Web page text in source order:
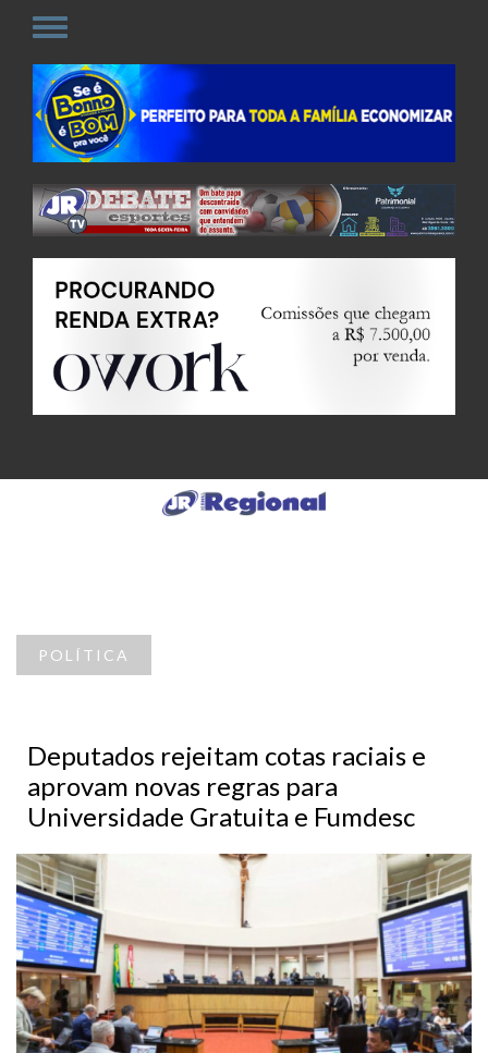
POLÍTICA
Deputados rejeitam cotas raciais e
aprovam novas regras para
Universidade Gratuita e Fumdesc